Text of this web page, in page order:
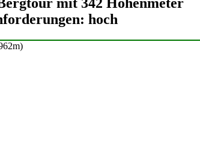
hoch